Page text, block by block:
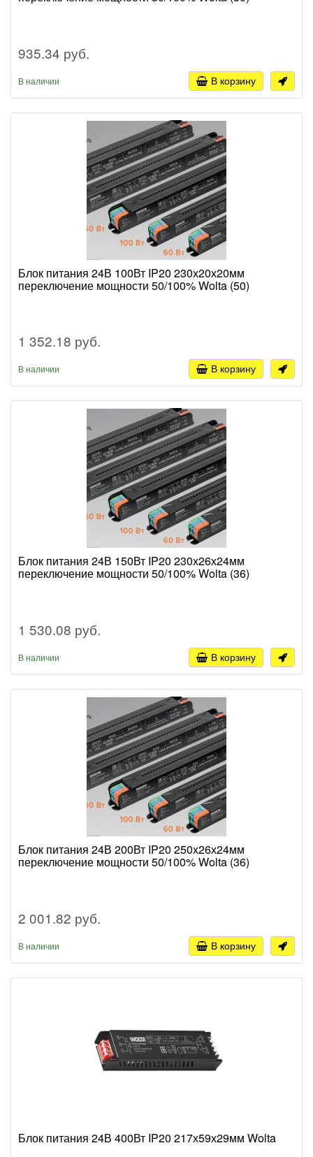
935.34 руб.
В наличии В корзину
Блок питания 24В 100Вт IP20 230х20х20мм
переключение мощности 50/100% Wolta (50)
1 352.18 руб.
В наличии В корзину
Блок питания 24В 150Вт IP20 230х26х24мм
переключение мощности 50/100% Wolta (36)
1 530.08 руб.
В наличии В корзину
Блок питания 24В 200Вт IP20 250х26х24мм
переключение мощности 50/100% Wolta (36)
2 001.82 руб.
В наличии В корзину
Блок питания 24В 400Вт IP20 217х59х29мм Wolta